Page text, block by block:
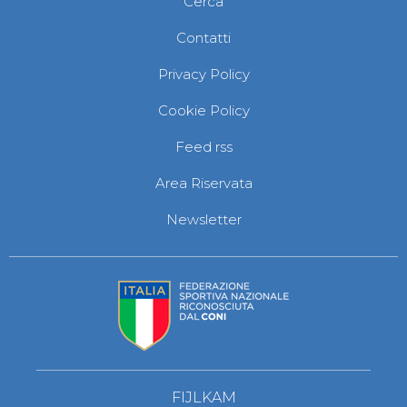
Abilitazioni
News
FAQ
Sostenibilità
Contatti
Privacy Policy
Cookie Policy
Feed rss
Area Riservata
Newsletter
FIJLKAM